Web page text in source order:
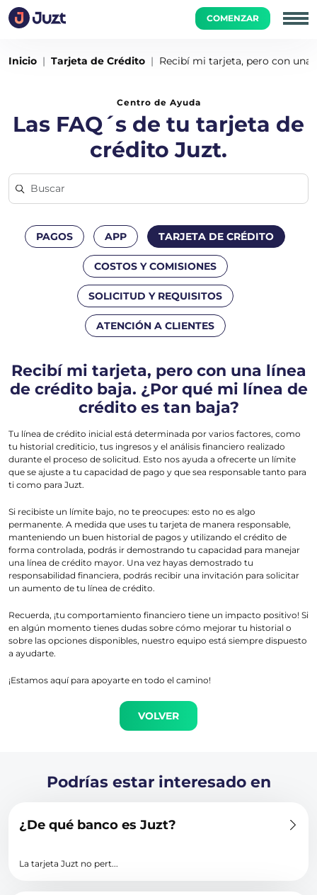
COMENZAR
Inicio Tarjeta de Crédito Recibí mi tarjeta, pero con una
Centro de Ayuda
Las FAQ´s de tu tarjeta de
crédito Juzt.
PAGOS APP TARJETA DE CRÉDITO
COSTOS Y COMISIONES
SOLICITUD Y REQUISITOS
ATENCIÓN A CLIENTES
Recibí mi tarjeta, pero con una línea
de crédito baja. ¿Por qué mi línea de
crédito es tan baja?
Tu línea de crédito inicial está determinada por varios factores, como
tu historial crediticio, tus ingresos y el análisis financiero realizado
durante el proceso de solicitud. Esto nos ayuda a ofrecerte un límite
que se ajuste a tu capacidad de pago y que sea responsable tanto para
ti como para Juzt.
Si recibiste un límite bajo, no te preocupes: esto no es algo
permanente. A medida que uses tu tarjeta de manera responsable,
manteniendo un buen historial de pagos y utilizando el crédito de
forma controlada, podrás ir demostrando tu capacidad para manejar
una línea de crédito mayor. Una vez hayas demostrado tu
responsabilidad financiera, podrás recibir una invitación para solicitar
un aumento de tu línea de crédito.
Recuerda, ¡tu comportamiento financiero tiene un impacto positivo! Si
en algún momento tienes dudas sobre cómo mejorar tu historial o
sobre las opciones disponibles, nuestro equipo está siempre dispuesto
a ayudarte.
¡Estamos aquí para apoyarte en todo el camino!
VOLVER
Podrías estar interesado en
¿De qué banco es Juzt?
La tarjeta Juzt no pert...